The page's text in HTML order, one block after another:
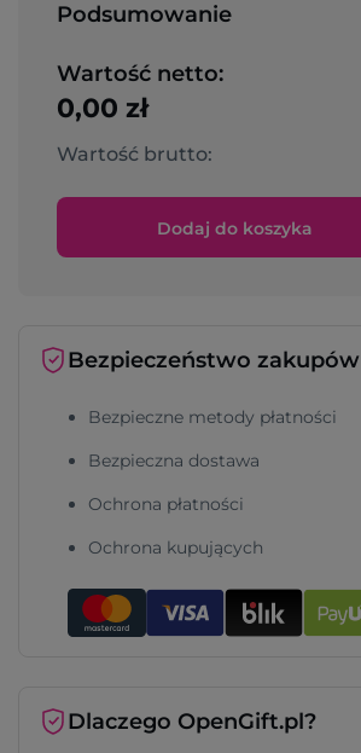
Podsumowanie
Wartość netto:
0,00 zł
Wartość brutto:
Dodaj do koszyka
Bezpieczeństwo zakupów
Bezpieczne metody płatności
Bezpieczna dostawa
Ochrona płatności
Ochrona kupujących
Dlaczego OpenGift.pl?